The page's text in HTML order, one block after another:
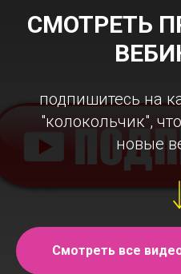
СМОТРЕТЬ
подпишитесь на
"колокольчик",
новые
Смотреть все